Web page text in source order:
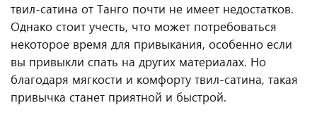
твил-сатина от Танго почти не имеет недостатков.
Однако стоит учесть, что может потребоваться
некоторое время для привыкания, особенно если
вы привыкли спать на других материалах. Но
благодаря мягкости и комфорту твил-сатина, такая
привычка станет приятной и быстрой.